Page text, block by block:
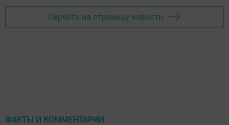
Перейти на страницу новости
ФАКТЫ И КОММЕНТАРИИ